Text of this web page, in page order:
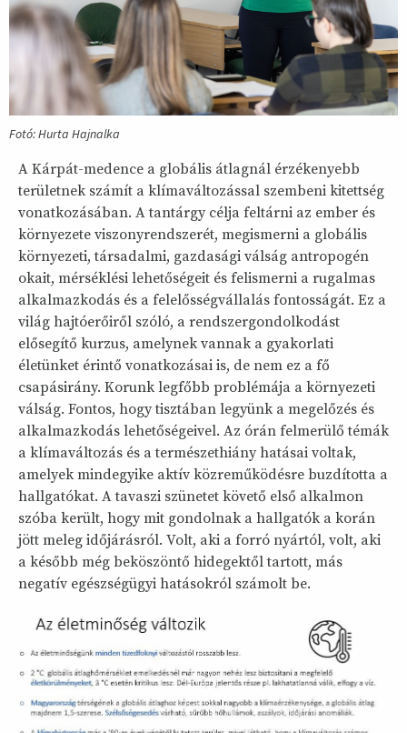
Fotó: Hurta Hajnalka
A Kárpát-medence a globális átlagnál érzékenyebb
területnek számít a klímaváltozással szembeni kitettség
vonatkozásában. A tantárgy célja feltárni az ember és
környezete viszonyrendszerét, megismerni a globális
környezeti, társadalmi, gazdasági válság antropogén
okait, mérséklési lehetőségeit és felismerni a rugalmas
alkalmazkodás és a felelősségvállalás fontosságát. Ez a
világ hajtóerőiről szóló, a rendszergondolkodást
elősegítő kurzus, amelynek vannak a gyakorlati
életünket érintő vonatkozásai is, de nem ez a fő
csapásirány. Korunk legfőbb problémája a környezeti
válság. Fontos, hogy tisztában legyünk a megelőzés és
alkalmazkodás lehetőségeivel. Az órán felmerülő témák
a klímaváltozás és a természethiány hatásai voltak,
amelyek mindegyike aktív közreműködésre buzdította a
hallgatókat. A tavaszi szünetet követő első alkalmon
szóba került, hogy mit gondolnak a hallgatók a korán
jött meleg időjárásról. Volt, aki a forró nyártól, volt, aki
a később még beköszöntő hidegektől tartott, más
negatív egészségügyi hatásokról számolt be.